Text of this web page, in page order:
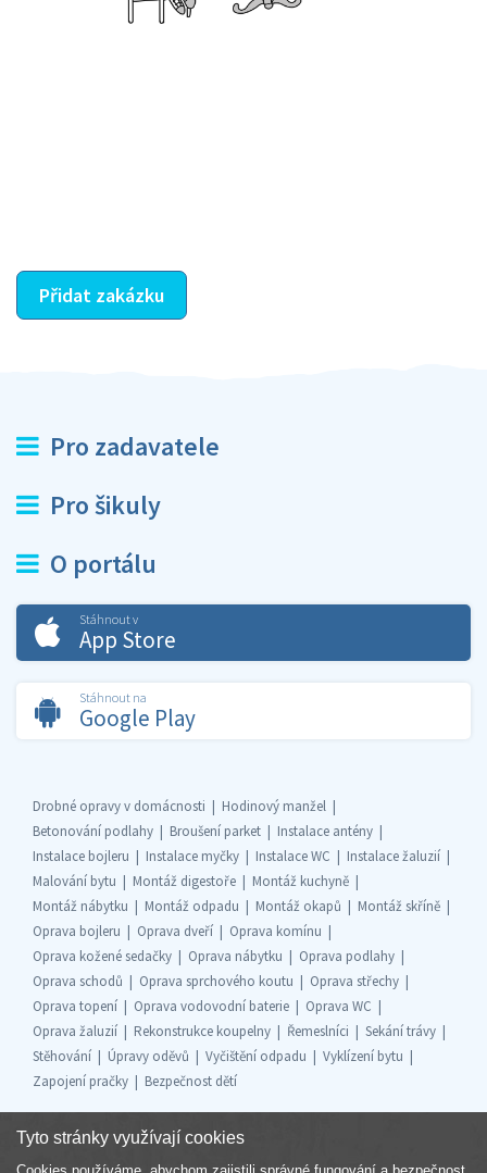
Přidat zakázku
Pro zadavatele
Pro šikuly
O portálu
Stáhnout v
App Store
Stáhnout na
Google Play
Drobné opravy v domácnosti
Hodinový manžel
Betonování podlahy
Broušení parket
Instalace antény
Instalace bojleru
Instalace myčky Instalace WC
Instalace žaluzií
Malování bytu
Montáž digestoře
Montáž kuchyně
Montáž nábytku
Montáž odpadu Montáž okapů
Montáž skříně
Oprava bojleru
Oprava dveří
Oprava komínu
Oprava kožené sedačky
Oprava nábytku
Oprava podlahy
Oprava schodů
Oprava sprchového koutu
Oprava střechy
Oprava topení
Oprava vodovodní baterie
Oprava WC
Oprava žaluzií
Rekonstrukce koupelny Řemeslníci
Sekání trávy
Stěhování
Úpravy oděvů Vyčištění odpadu
Vyklízení bytu
Zapojení pračky
Bezpečnost dětí
Tyto stránky využívají cookies